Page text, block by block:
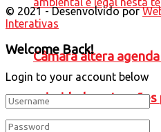
Câmara altera
prioridades e tensões
© 2021 - Desenvolvido por
Interativas
Welcome Back!
Login to your account below